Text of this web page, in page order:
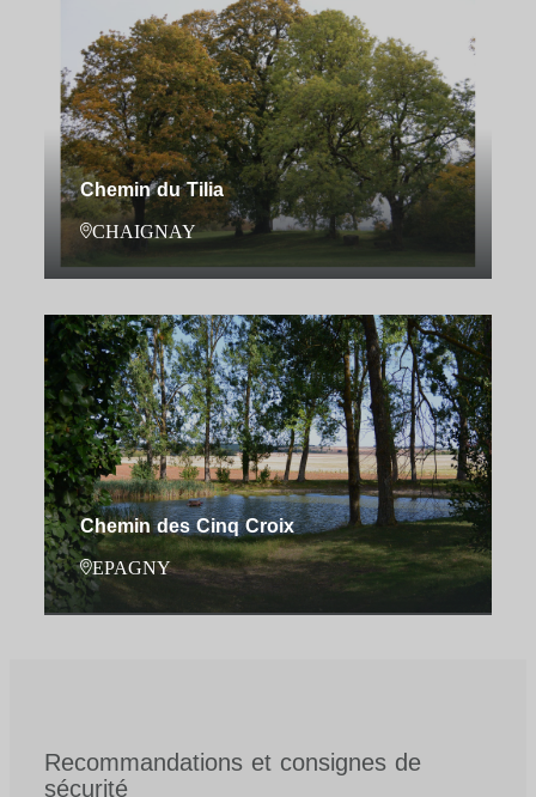
Chemin du Tilia
CHAIGNAY
Chemin des Cinq Croix
EPAGNY
Recommandations et consignes de
sécurité